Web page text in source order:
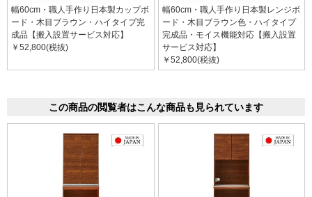
幅60cm・職人手作り日本製カップボ
ード・木目ブラウン・ハイタイプ完
成品【搬入設置サービス対応】
￥52,800(税抜)
幅60cm・職人手作り日本製レンジボ
ード・木目ブラウン色・ハイタイプ
完成品・モイス機能対応【搬入設置
サービス対応】
￥52,800(税抜)
この商品の閲覧者はこんな商品も見られています